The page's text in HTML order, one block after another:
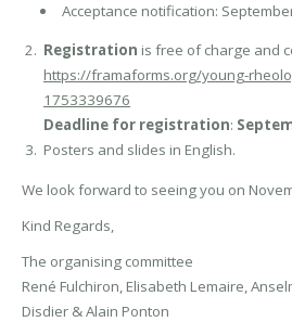
Acceptance notification:
Registration is free of charge and
https://framaforms.org/young-
1753339676
Deadline for registration:
Posters and slides in English.
We look forward to seeing you on
Kind Regards,
The organising committee
René Fulchiron, Elisabeth Lemaire,
Disdier & Alain Ponton